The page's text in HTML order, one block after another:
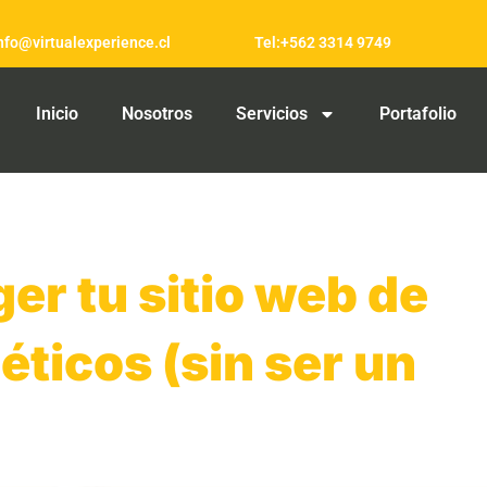
Tel:+562 3314 9749
Inicio Nosotros Servicios Portafolio
tu sitio web de
(sin ser un